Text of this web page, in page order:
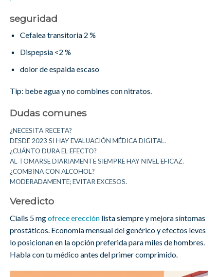
seguridad
Cefalea transitoria 2 %
Dispepsia <2 %
dolor de espalda escaso
Tip: bebe agua y no combines con nitratos.
Dudas comunes
¿NECESITA RECETA?
DESDE 2023 SI HAY EVALUACIÓN MÉDICA DIGITAL.
¿CUÁNTO DURA EL EFECTO?
AL TOMARSE DIARIAMENTE SIEMPRE HAY NIVEL EFICAZ.
¿COMBINA CON ALCOHOL?
MODERADAMENTE; EVITAR EXCESOS.
Veredicto
Cialis 5 mgofrece erección lista siempre y mejora síntomas
prostáticos. Economía mensual del genérico y efectos leves
lo posicionan en la opción preferida para miles de hombres.
Habla con tu médico antes del primer comprimido.